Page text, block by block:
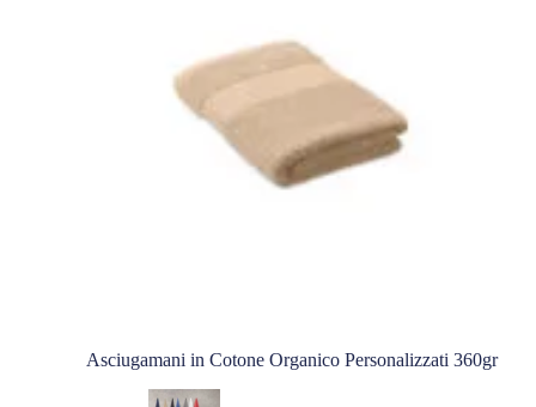
Asciugamani in Cotone Organico Personalizzati 360gr